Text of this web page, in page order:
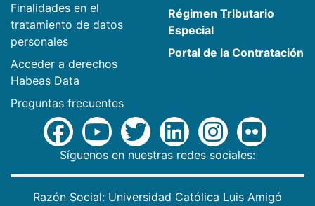
Finalidades en el
tratamiento de datos
personales
Acceder a derechos
Habeas Data
Preguntas frecuentes
Régimen Tributario
Especial
Portal de la Contratación
Síguenos en nuestras redes sociales:
Razón Social: Universidad Católica Luis Amigó